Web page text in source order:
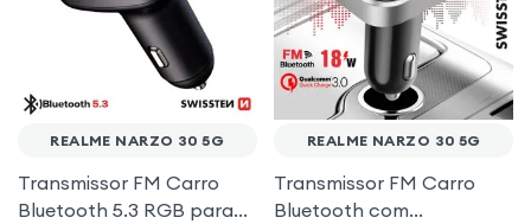
REALME NARZO 30 5G
Transmissor FM Carro
Bluetooth 5.3 RGB para
REALME NARZO 30 5G
Transmissor FM Carro
Bluetooth com